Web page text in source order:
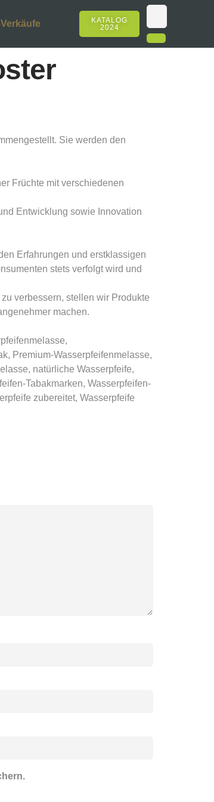
KATALOG
2024
Sie werden den
Früchte mit verschiedenen
Entwicklung sowie Innovation
Erfahrungen und erstklassigen
stets verfolgt wird und
verbessern, stellen wir Produkte
machen.
Premium-Wasserpfeifenmelasse,
natürliche Wasserpfeife,
Tabakmarken, Wasserpfeifen-
zubereitet, Wasserpfeife